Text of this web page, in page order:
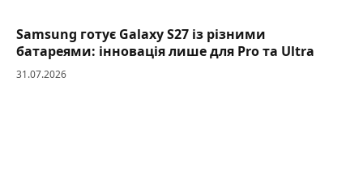
Samsung готує Galaxy S27 із різними
батареями: інновація лише для Pro та Ultra
31.07.2026